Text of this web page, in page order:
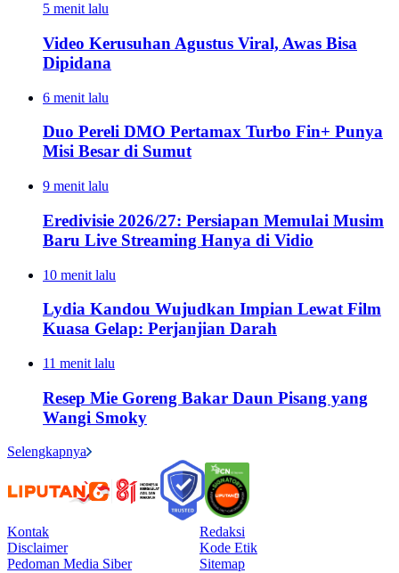
5 menit lalu
Video Kerusuhan Agustus Viral, Awas Bisa
Dipidana
6 menit lalu
Duo Pereli DMO Pertamax Turbo Fin+ Punya
Misi Besar di Sumut
9 menit lalu
Eredivisie 2026/27: Persiapan Memulai Musim
Baru Live Streaming Hanya di Vidio
10 menit lalu
Lydia Kandou Wujudkan Impian Lewat Film
Kuasa Gelap: Perjanjian Darah
11 menit lalu
Resep Mie Goreng Bakar Daun Pisang yang
Wangi Smoky
Selengkapnya
Kontak
Redaksi
Disclaimer
Kode Etik
Pedoman Media Siber
Sitemap